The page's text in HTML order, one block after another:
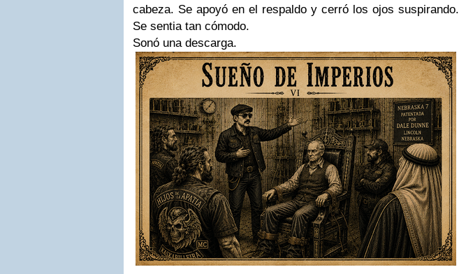
cabeza. Se apoyó en el respaldo y cerró los ojos suspirando.
Se sentia tan cómodo.
Sonó una descarga.